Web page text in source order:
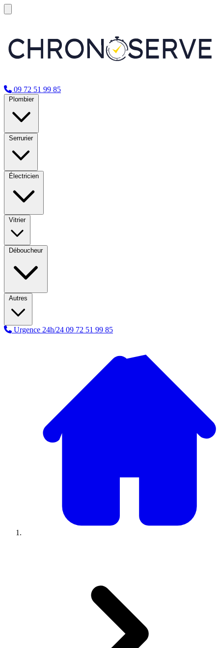
09 72 51 99 85
Plombier
Serrurier
Électricien
Vitrier
Déboucheur
Autres
Urgence 24h/24 09 72 51 99 85